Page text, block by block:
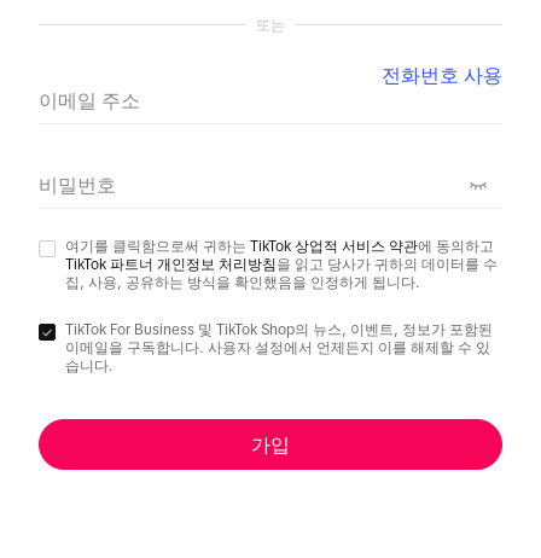
또는
이메일 주소
전화번호 사용
비밀번호
여기를 클릭함으로써 귀하는 TikTok 상업적 서비스 약관에 동의하고
TikTok 파트너 개인정보 처리방침 을 읽고 당사가 귀하의 데이터를 수
집, 사용, 공유하는 방식을 확인했음을 인정하게 됩니다.
TikTok For Business 및 TikTok Shop의 뉴스, 이벤트, 정보가 포함된
이메일을 구독합니다. 사용자 설정에서 언제든지 이를 해제할 수 있
습니다.
가입